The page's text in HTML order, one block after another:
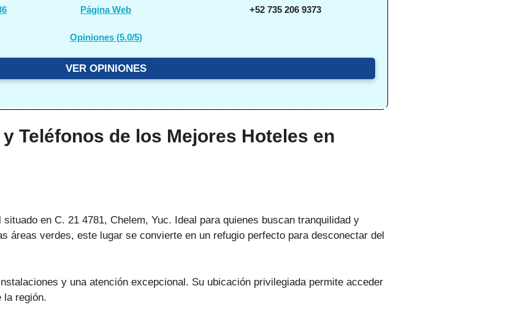
Página Web
Opiniones (5.0/5)
+52 735 206 9373
VER OPINIONES
Teléfonos de los Mejores Hoteles en
en C. 21 4781, Chelem, Yuc. Ideal para quienes buscan tranquilidad y
áreas verdes, este lugar se convierte en un refugio perfecto para desconectar del
y una atención excepcional. Su ubicación privilegiada permite acceder
la región.